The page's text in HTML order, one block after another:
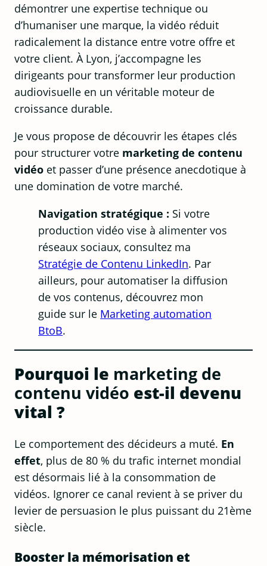
démontrer une expertise technique ou
d’humaniser une marque, la vidéo réduit
radicalement la distance entre votre offre et
votre client. À Lyon, j’accompagne les
dirigeants pour transformer leur production
audiovisuelle en un véritable moteur de
croissance durable.
Je vous propose de découvrir les étapes clés
pour structurer votre marketing de contenu
vidéo et passer d’une présence anecdotique à
une domination de votre marché.
Navigation stratégique : Si votre
production vidéo vise à alimenter vos
réseaux sociaux, consultez ma
Stratégie de Contenu LinkedIn. Par
ailleurs, pour automatiser la diffusion
de vos contenus, découvrez mon
guide sur le Marketing automation
BtoB.
Pourquoi le marketing de
contenu vidéo est-il devenu
vital ?
Le comportement des décideurs a muté. En
effet, plus de 80 % du trafic internet mondial
est désormais lié à la consommation de
vidéos. Ignorer ce canal revient à se priver du
levier de persuasion le plus puissant du 21ème
siècle.
Booster la mémorisation et